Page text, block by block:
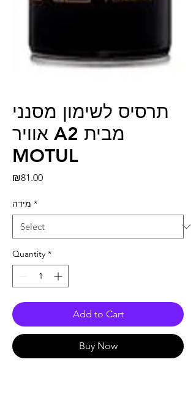
תרסיס לשימון מסנני
אוויר A2 מבית
MOTUL
₪81.00Price
מידה *
Quantity *
Add to Cart
Buy Now